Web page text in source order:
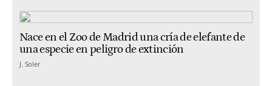
Nace en el Zoo de Madrid una cría de elefante de
una especie en peligro de extinción
J. Soler